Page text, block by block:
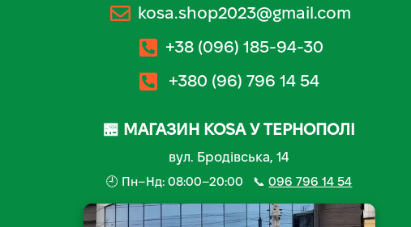
kosa.shop2023@gmail.com
+38 (096) 185-94-30
+380 (96) 796 14 54
🏪 МАГАЗИН KOSA У ТЕРНОПОЛІ
вул. Бродівська, 14
🕘 Пн–Нд: 08:00–20:00 📞096 796 14 54